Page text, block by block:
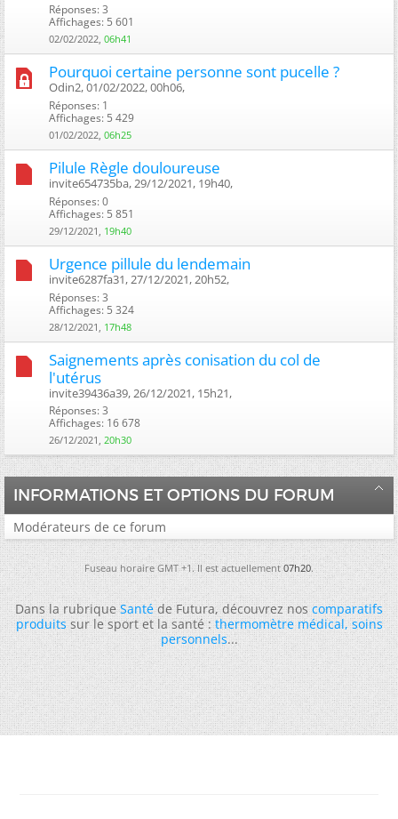
Réponses: 3
Affichages: 5 601
02/02/2022, 06h41
Pourquoi certaine personne sont pucelle ?
Odin2, 01/02/2022, 00h06, ‎
Réponses: 1
Affichages: 5 429
01/02/2022, 06h25
Pilule Règle douloureuse
invite654735ba, 29/12/2021, 19h40, ‎
Réponses: 0
Affichages: 5 851
29/12/2021, 19h40
Urgence pillule du lendemain
invite6287fa31, 27/12/2021, 20h52, ‎
Réponses: 3
Affichages: 5 324
28/12/2021, 17h48
Saignements après conisation du col de
l'utérus
invite39436a39, 26/12/2021, 15h21, ‎
Réponses: 3
Affichages: 16 678
26/12/2021, 20h30
INFORMATIONS ET OPTIONS DU FORUM
Modérateurs de ce forum
Fuseau horaire GMT +1. Il est actuellement07h20.
Dans la rubriqueSantéde Futura, découvrez noscomparatifs
produitssur le sport et la santé :thermomètre médical,soins
personnels...